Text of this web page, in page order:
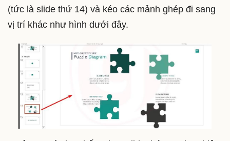
(tức là slide thứ 14) và kéo các mảnh ghép đi sang
vị trí khác như hình dưới đây.